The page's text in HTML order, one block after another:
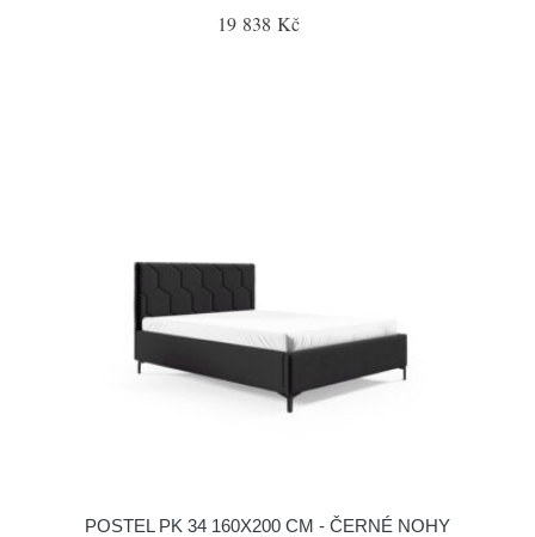
19 838 Kč
POSTEL PK 34 160X200 CM - ČERNÉ NOHY